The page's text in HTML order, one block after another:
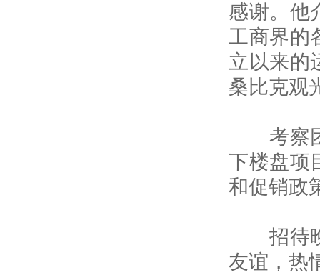
感谢。他
工商界的
立以来的
桑比克观
考察团
下楼盘项
和促销政
招待晚
友谊，热